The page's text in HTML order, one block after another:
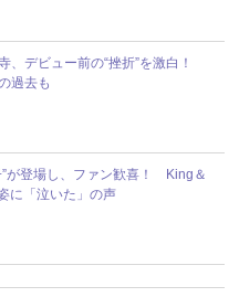
、デビュー前の“挫折”を激白！
過去も
”が登場し、ファン歓喜！ King＆
に「泣いた」の声